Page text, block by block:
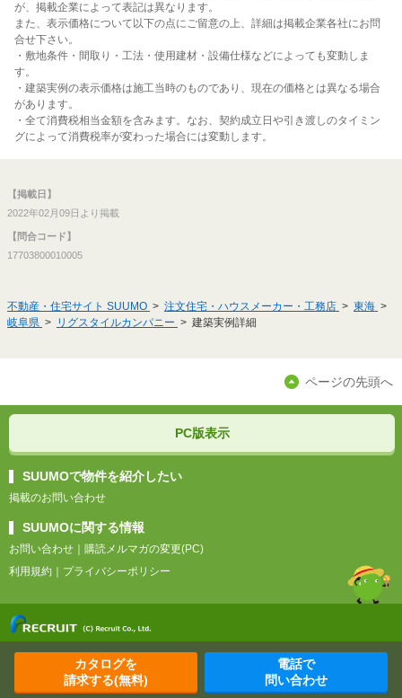
が、掲載企業によって表記は異なります。
また、表示価格について以下の点にご留意の上、詳細は掲載企業各社にお問
合せ下さい。
・敷地条件・間取り・工法・使用建材・設備仕様などによっても変動しま
す。
・建築実例の表示価格は施工当時のものであり、現在の価格とは異なる場合
があります。
・全て消費税相当金額を含みます。なお、契約成立日や引き渡しのタイミン
グによって消費税率が変わった場合には変動します。
【掲載日】
2022年02月09日より掲載
【問合コード】
17703800010005
カタログを
請求する(無料)
電話で
問い合わせ
不動産・住宅サイト SUUMO 注文住宅・ハウスメーカー・工務店
東海
岐阜県
リグスタイルカンパニー 建築実例詳細
ページの先頭へ
PC版表示
SUUMOで物件を紹介したい
掲載のお問い合わせ
SUUMOに関する情報
お問い合わせ
購読メルマガの変更(PC)
利用規約
プライバシーポリシー